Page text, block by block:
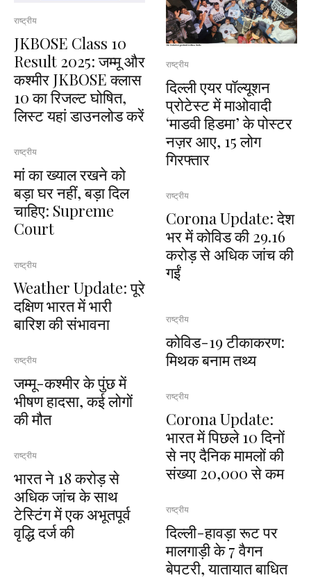
राष्ट्रीय
JKBOSE Class 10
Result 2025: जम्मू और
कश्मीर JKBOSE क्लास
10 का रिजल्ट घोषित,
लिस्ट यहां डाउनलोड करें
राष्ट्रीय
मां का ख्याल रखने को
बड़ा घर नहीं, बड़ा दिल
चाहिए: Supreme
Court
राष्ट्रीय
Weather Update: पूरे
दक्षिण भारत में भारी
बारिश की संभावना
राष्ट्रीय
जम्मू-कश्मीर के पुंछ में
भीषण हादसा, कई लोगों
की मौत
राष्ट्रीय
भारत ने 18 करोड़ से
अधिक जांच के साथ
टेस्टिंग में एक अभूतपूर्व
वृद्धि दर्ज की
राष्ट्रीय
दिल्ली एयर पॉल्यूशन
प्रोटेस्ट में माओवादी
‘माडवी हिडमा’ के पोस्टर
नज़र आए, 15 लोग
गिरफ्तार
राष्ट्रीय
Corona Update: देश
भर में कोविड की 29.16
करोड़ से अधिक जांच की
गईं
राष्ट्रीय
कोविड-19 टीकाकरण:
मिथक बनाम तथ्य
राष्ट्रीय
Corona Update:
भारत में पिछले 10 दिनों
से नए दैनिक मामलों की
संख्या 20,000 से कम
राष्ट्रीय
दिल्‍ली-हावड़ा रूट पर
मालगाड़ी के 7 वैगन
बेपटरी, यातायात बाधित